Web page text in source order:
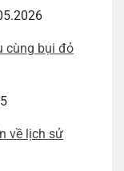
cùng bụi đỏ
về lịch sử